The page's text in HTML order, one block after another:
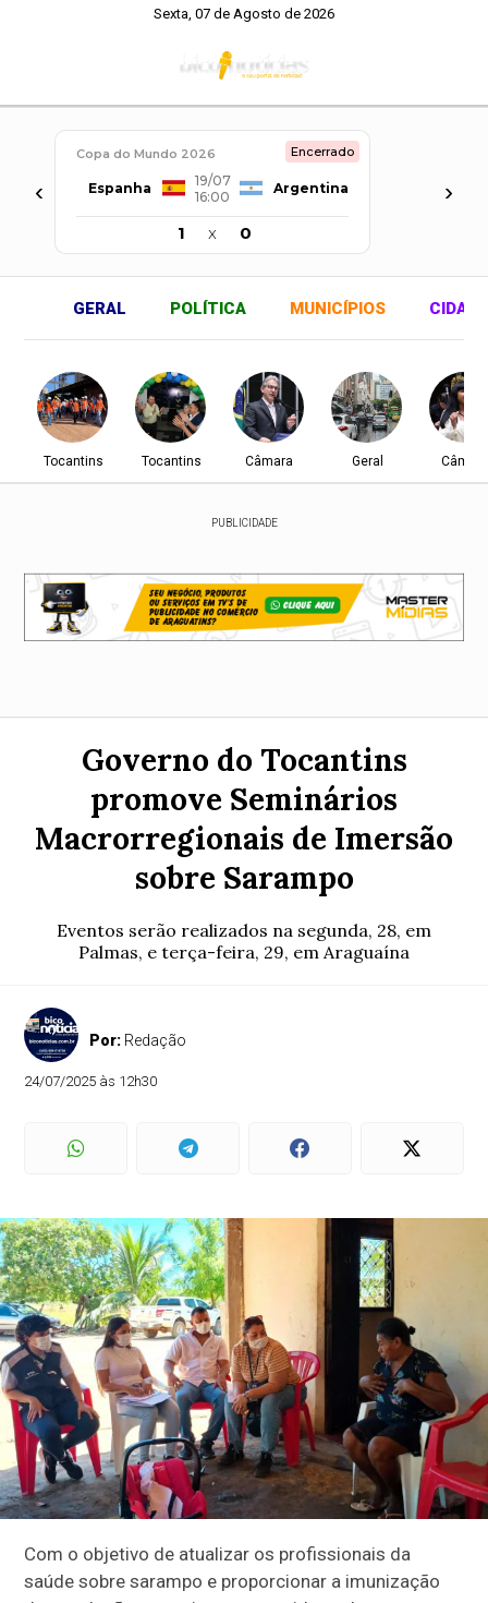
Sexta, 07 de Agosto de 2026
‹
Copa do Mundo 2026 Encerrado
Espanha
19/07
16:00
Argentina
1 x 0
›
GERAL POLÍTICA MUNICÍPIOS
Tocantins Tocantins Câmara Geral
PUBLICIDADE
Governo do Tocantins
promove Seminários
Macrorregionais de Imersão
sobre Sarampo
Eventos serão realizados na segunda, 28, em
Palmas, e terça-feira, 29, em Araguaína
Por: Redação
24/07/2025 às 12h30
Com o objetivo de atualizar os profissionais da
saúde sobre sarampo e proporcionar a imunização